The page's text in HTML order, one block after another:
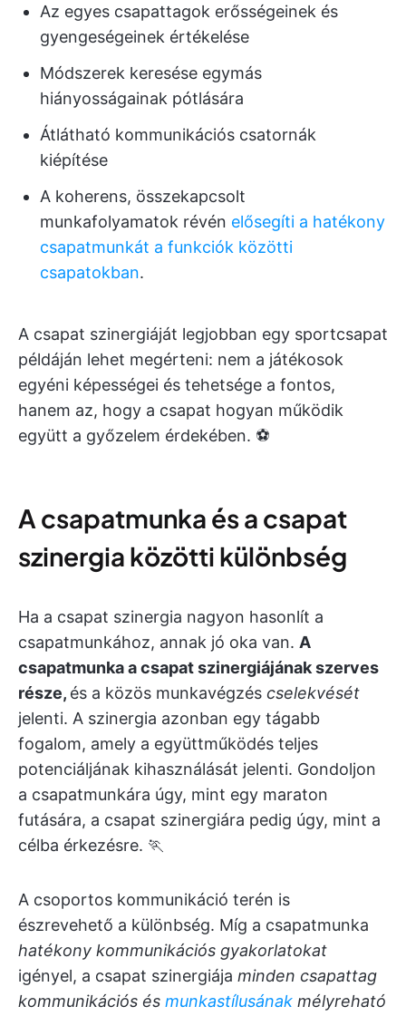
Az egyes csapattagok erősségeinek és
gyengeségeinek értékelése
Módszerek keresése egymás
hiányosságainak pótlására
Átlátható kommunikációs csatornák
kiépítése
A koherens, összekapcsolt
munkafolyamatok révén elősegíti a hatékony
csapatmunkát a funkciók közötti
csapatokban.
A csapat szinergiáját legjobban egy sportcsapat
példáján lehet megérteni: nem a játékosok
egyéni képességei és tehetsége a fontos,
hanem az, hogy a csapat hogyan működik
együtt a győzelem érdekében. ⚽
A csapatmunka és a csapat
szinergia közötti különbség
Ha a csapat szinergia nagyon hasonlít a
csapatmunkához, annak jó oka van. A
csapatmunka a csapat szinergiájának szerves
része, és a közös munkavégzés cselekvését
jelenti. A szinergia azonban egy tágabb
fogalom, amely a együttműködés teljes
potenciáljának kihasználását jelenti. Gondoljon
a csapatmunkára úgy, mint egy maraton
futására, a csapat szinergiára pedig úgy, mint a
célba érkezésre. 🏃
A csoportos kommunikáció terén is
észrevehető a különbség. Míg a csapatmunka
hatékony kommunikációs gyakorlatokat
igényel, a csapat szinergiája minden csapattag
kommunikációs és munkastílusának mélyreható